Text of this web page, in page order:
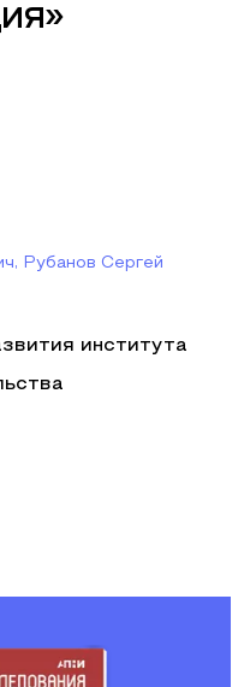
Рубанов Сергей
института